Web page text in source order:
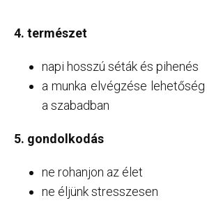
4. természet
napi hosszú séták és pihenés
a munka elvégzése
a szabadban
5. gondolkodás
ne rohanjon az élet
ne éljünk stresszesen